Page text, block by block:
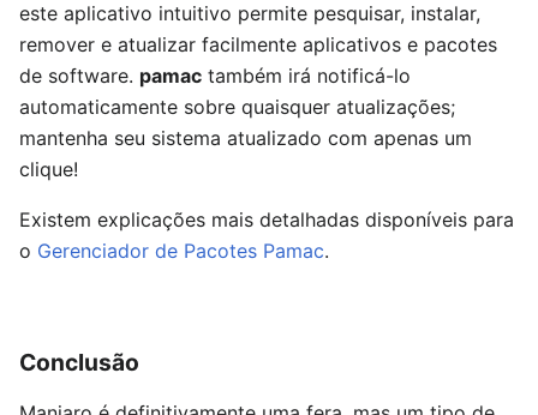
este aplicativo intuitivo permite pesquisar, instalar,
remover e atualizar facilmente aplicativos e pacotes
de software. pamac também irá notificá-lo
automaticamente sobre quaisquer atualizações;
mantenha seu sistema atualizado com apenas um
clique!
Existem explicações mais detalhadas disponíveis para
o Gerenciador de Pacotes Pamac.
Conclusão